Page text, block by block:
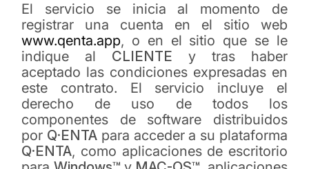
El servicio se inicia al momento de
registrar una cuenta en el sitio web
www.qenta.app, o en el sitio que se le
indique al CLIENTE y tras haber
aceptado las condiciones expresadas en
este contrato. El servicio incluye el
derecho de uso de todos los
componentes de software distribuidos
por Q·ENTA para acceder a su plataforma
Q·ENTA, como aplicaciones de escritorio